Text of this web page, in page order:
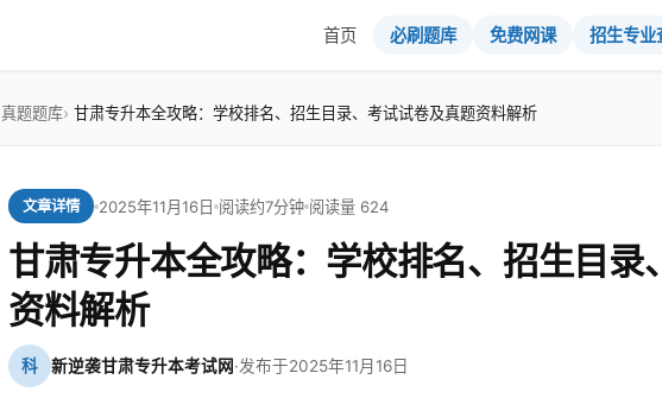
首页 必刷题库 免费网课 招生专业
真题题库 甘肃专升本全攻略：学校排名、招生目录、考试试卷及真题资料解析
文章详情 2025年11月16日 阅读约7分钟 阅读量 624
甘肃专升本全攻略：学校排名、招生目录
资料解析
科 新逆袭甘肃专升本考试网·发布于2025年11月16日